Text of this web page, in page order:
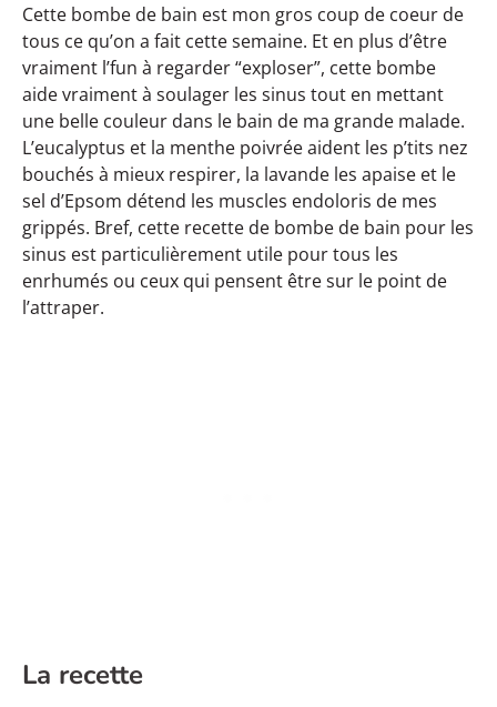
Cette bombe de bain est mon gros coup de coeur de
tous ce qu’on a fait cette semaine. Et en plus d’être
vraiment l’fun à regarder “exploser”, cette bombe
aide vraiment à soulager les sinus tout en mettant
une belle couleur dans le bain de ma grande malade.
L’eucalyptus et la menthe poivrée aident les p’tits nez
bouchés à mieux respirer, la lavande les apaise et le
sel d’Epsom détend les muscles endoloris de mes
grippés. Bref, cette recette de bombe de bain pour les
sinus est particulièrement utile pour tous les
enrhumés ou ceux qui pensent être sur le point de
l’attraper.
La recette